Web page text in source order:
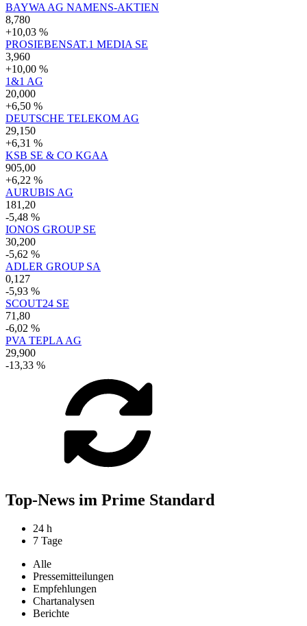
BAYWA AG NAMENS-AKTIEN
8,780
+10,03 %
PROSIEBENSAT.1 MEDIA SE
3,960
+10,00 %
1&1 AG
20,000
+6,50 %
DEUTSCHE TELEKOM AG
29,150
+6,31 %
KSB SE & CO KGAA
905,00
+6,22 %
AURUBIS AG
181,20
-5,48 %
IONOS GROUP SE
30,200
-5,62 %
ADLER GROUP SA
0,127
-5,93 %
SCOUT24 SE
71,80
-6,02 %
PVA TEPLA AG
29,900
-13,33 %
Top-News im Prime Standard
24 h
7 Tage
Alle
Pressemitteilungen
Empfehlungen
Chartanalysen
Berichte